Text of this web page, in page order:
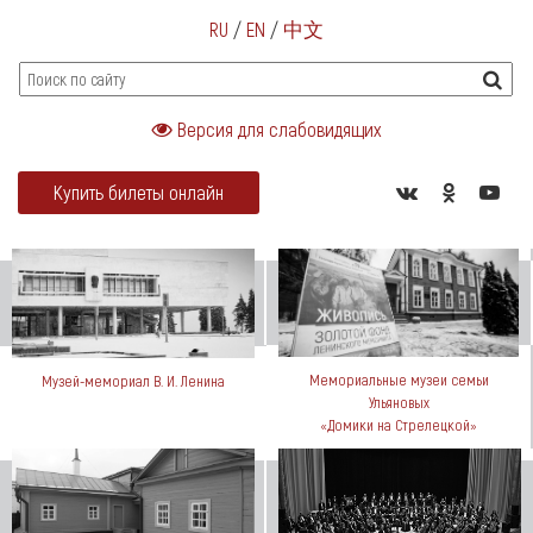
RU / EN / 中文
Версия для слабовидящих
Купить билеты онлайн
Музей-мемориал В. И. Ленина
Мемориальные музеи семьи
Ульяновых
«Домики на Стрелецкой»